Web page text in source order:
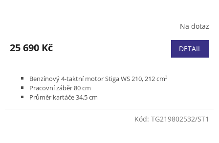
Na dotaz
25 690 Kč DETAIL
Benzínový 4-taktní motor Stiga WS 210, 212 cm³
Pracovní záběr 80 cm
Průměr kartáče 34,5 cm
Kód: TG219802532/ST1